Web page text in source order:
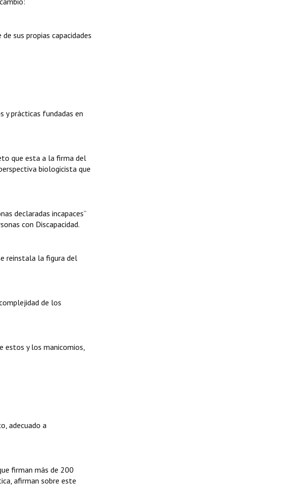
sus propias capacidades
y prácticas fundadas en
que esta a la firma del
biologicista que
declaradas incapaces”
con Discapacidad.
reinstala la figura del
de los
estos y los manicomios,
adecuado a
firman más de 200
afirman sobre este